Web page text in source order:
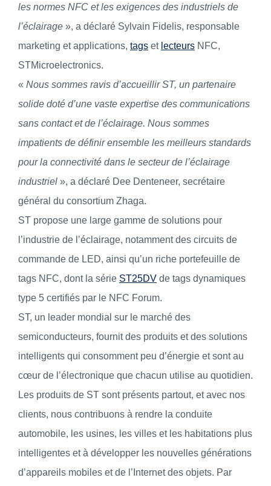
les normes NFC et les exigences des industriels de
l’éclairage », a déclaré Sylvain Fidelis, responsable
marketing et applications, tags et lecteurs NFC,
STMicroelectronics.
« Nous sommes ravis d’accueillir ST, un partenaire
solide doté d’une vaste expertise des communications
sans contact et de l’éclairage. Nous sommes
impatients de définir ensemble les meilleurs standards
pour la connectivité dans le secteur de l’éclairage
industriel », a déclaré Dee Denteneer, secrétaire
général du consortium Zhaga.
ST propose une large gamme de solutions pour
l’industrie de l’éclairage, notamment des circuits de
commande de LED, ainsi qu’un riche portefeuille de
tags NFC, dont la série ST25DV de tags dynamiques
type 5 certifiés par le NFC Forum.
ST, un leader mondial sur le marché des
semiconducteurs, fournit des produits et des solutions
intelligents qui consomment peu d’énergie et sont au
cœur de l’électronique que chacun utilise au quotidien.
Les produits de ST sont présents partout, et avec nos
clients, nous contribuons à rendre la conduite
automobile, les usines, les villes et les habitations plus
intelligentes et à développer les nouvelles générations
d’appareils mobiles et de l’Internet des objets. Par